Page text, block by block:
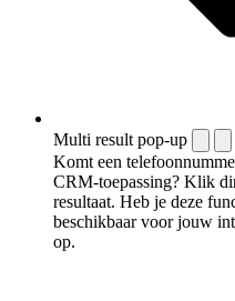
Multi result pop-up
Komt een
CRM-toepassing? Klik
resultaat. Heb je deze
beschikbaar voor jouw
op.